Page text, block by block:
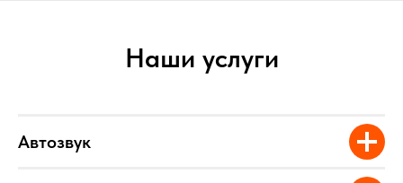
Наши услуги
Автозвук